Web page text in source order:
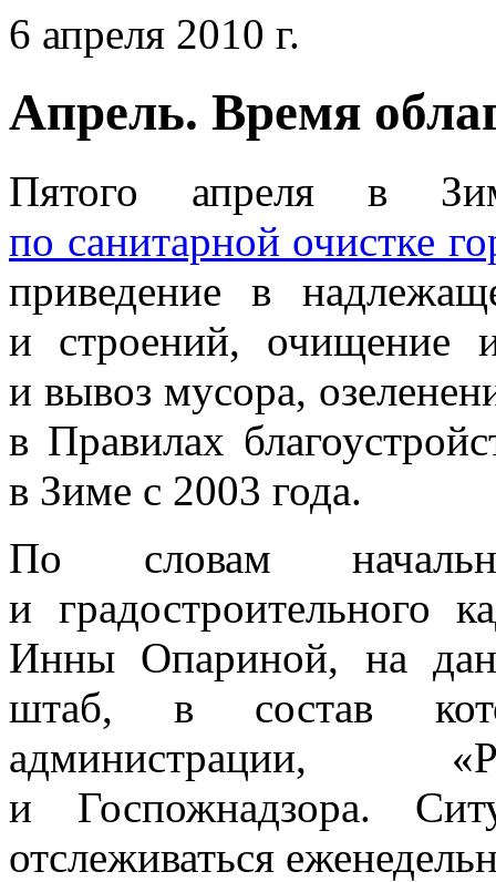
6 апреля 2010 г.
Апрель. Время
Пятого апреля в
по санитарной очистке
приведение в
и строений, очищение
и вывоз мусора,
в Правилах
в Зиме с 2003 года.
По словам
и градостроительного
Инны Опариной, на
штаб, в состав
администрации,
и Госпожнадзора.
отслеживаться